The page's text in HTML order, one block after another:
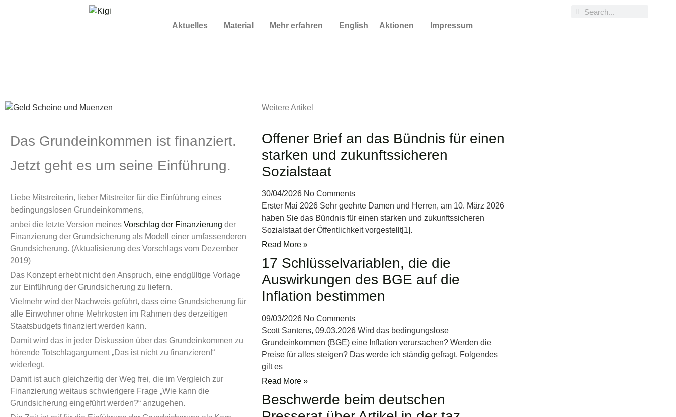
Aktuelles Material Mehr erfahren English Aktionen Impressum
Das Grundeinkommen ist finanziert.
Jetzt geht es um seine Einführung.
Liebe Mitstreiterin, lieber Mitstreiter für die Einführung eines
bedingungslosen Grundeinkommens,
anbei die letzte Version meines Vorschlag der Finanzierung der
Finanzierung der Grundsicherung als Modell einer umfassenderen
Grundsicherung. (Aktualisierung des Vorschlags vom Dezember
2019)
Das Konzept erhebt nicht den Anspruch, eine endgültige Vorlage
zur Einführung der Grundsicherung zu liefern.
Vielmehr wird der Nachweis geführt, dass eine Grundsicherung für
alle Einwohner ohne Mehrkosten im Rahmen des derzeitigen
Staatsbudgets finanziert werden kann.
Damit wird das in jeder Diskussion über das Grundeinkommen zu
hörende Totschlagargument „Das ist nicht zu finanzieren!“
widerlegt.
Damit ist auch gleichzeitig der Weg frei, die im Vergleich zur
Finanzierung weitaus schwierigere Frage „Wie kann die
Grundsicherung eingeführt werden?“ anzugehen.
Weitere Artikel
Offener Brief an das Bündnis für einen
starken und zukunftssicheren
Sozialstaat
30/04/2026 No Comments
Erster Mai 2026 Sehr geehrte Damen und Herren, am 10. März 2026
haben Sie das Bündnis für einen starken und zukunftssicheren
Sozialstaat der Öffentlichkeit vorgestellt[1].
Read More »
17 Schlüsselvariablen, die die
Auswirkungen des BGE auf die
Inflation bestimmen
09/03/2026 No Comments
Scott Santens, 09.03.2026 Wird das bedingungslose
Grundeinkommen (BGE) eine Inflation verursachen? Werden die
Preise für alles steigen? Das werde ich ständig gefragt. Folgendes
gilt es
Read More »
Beschwerde beim deutschen